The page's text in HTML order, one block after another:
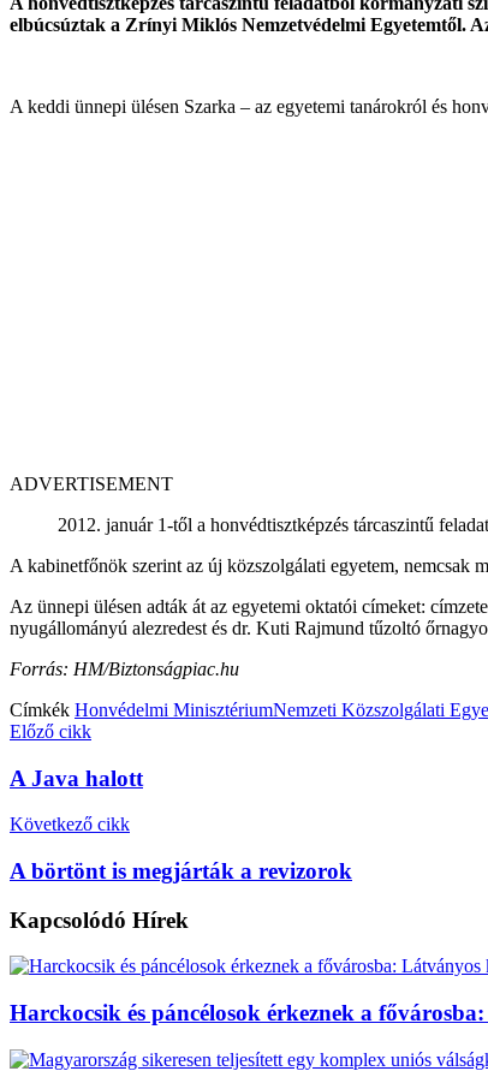
elbúcsúztak a Zrínyi Miklós Nemzetvédelmi Egyetemtől.
A keddi ünnepi ülésen Szarka – az egyetemi tanárokról és
ADVERTISEMENT
2012. január 1-től a honvédtisztképzés tárcaszintű
A kabinetfőnök szerint az új közszolgálati egyetem, nemcsak
Az ünnepi ülésen adták át az egyetemi oktatói címeket:
nyugállományú alezredest és dr. Kuti Rajmund tűzoltó
Forrás: HM/Biztonságpiac.hu
Címkék Honvédelmi MinisztériumNemzeti Közszolgálati
Előző cikk
A Java halott
Következő cikk
A börtönt is megjárták a revizorok
Kapcsolódó Hírek
Harckocsik és páncélosok érkeznek a